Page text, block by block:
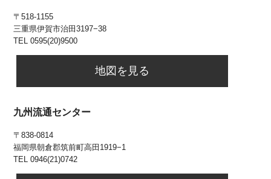
〒518-1155
三重県伊賀市治田3197−38
TEL 0595(20)9500
地図を見る
九州流通センター
〒838-0814
福岡県朝倉郡筑前町高田1919−1
TEL 0946(21)0742